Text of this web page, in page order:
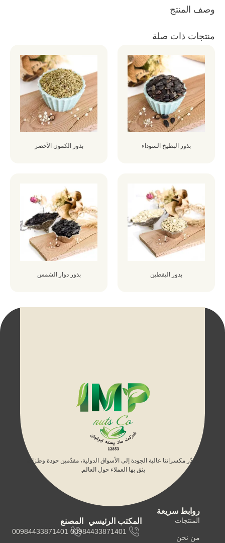
وصف المنتج
منتجات ذات صلة
بذور البطيخ السوداء بذور الكمون الأخضر
بذور اليقطين بذور دوار الشمس
نصدّر مكسراتنا عالية الجودة إلى الأسواق الدولية، مقدّمين جودة وطزاجة
يثق بها العملاء حول العالم.
روابط سريعة
المنتجات
من نحن
المكتب الرئيسي
00984433871401
المصنع
00984433871401